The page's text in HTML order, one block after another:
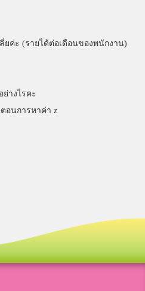
ยค่ะ (รายได้ต่อเดือนของพนักงาน)
างไรคะ
อนการหาค่า z